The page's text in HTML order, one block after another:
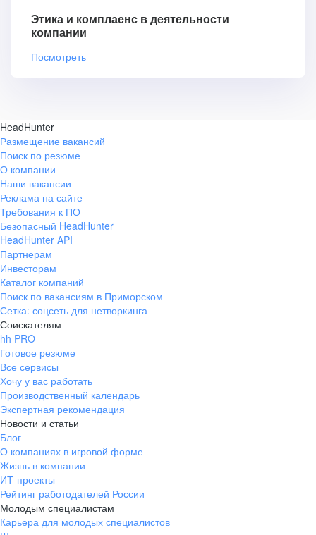
Этика и комплаенс в деятельности
компании
Посмотреть
HeadHunter
Размещение вакансий
Поиск по резюме
О компании
Наши вакансии
Реклама на сайте
Требования к ПО
Безопасный HeadHunter
HeadHunter API
Партнерам
Инвесторам
Каталог компаний
Поиск по вакансиям в Приморском
Сетка: соцсеть для нетворкинга
Соискателям
hh PRO
Готовое резюме
Все сервисы
Хочу у вас работать
Производственный календарь
Экспертная рекомендация
Новости и статьи
Блог
О компаниях в игровой форме
Жизнь в компании
ИТ-проекты
Рейтинг работодателей России
Молодым специалистам
Карьера для молодых специалистов